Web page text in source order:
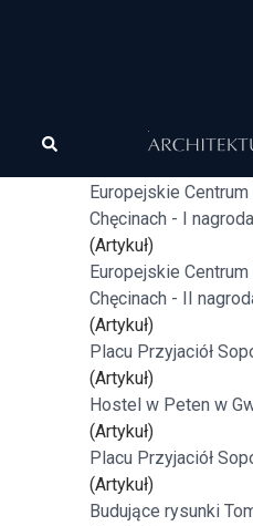
architektura
Wieżowiec do
Europejskie
Chęcinach - I nagroda
(Artykuł)
Europejskie
Chęcinach - II
(Artykuł)
Placu Przyjaciół
(Artykuł)
Hostel w Peten w
(Artykuł)
Placu Przyjaciół
(Artykuł)
Budujące rysunki